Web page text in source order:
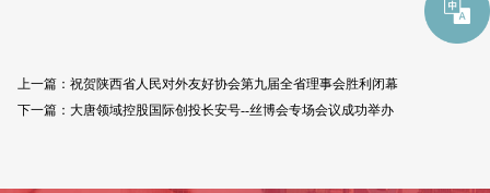
上一篇：祝贺陕西省人民对外友好协会第九届全省理事会胜利闭幕
下一篇：大唐领域控股国际创投长安号--丝博会专场会议成功举办